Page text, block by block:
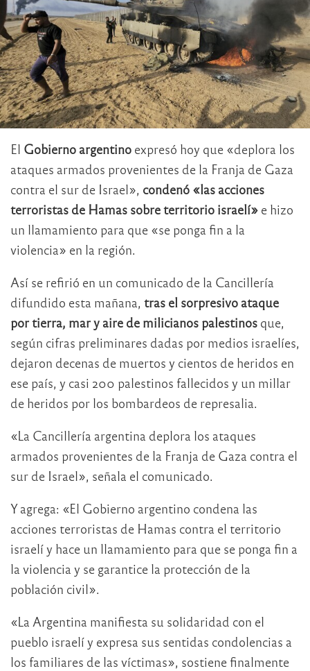
El Gobierno argentino expresó hoy que «deplora los
ataques armados provenientes de la Franja de Gaza
contra el sur de Israel», condenó «las acciones
terroristas de Hamas sobre territorio israelí» e hizo
un llamamiento para que «se ponga fin a la
violencia» en la región.
Así se refirió en un comunicado de la Cancillería
difundido esta mañana, tras el sorpresivo ataque
por tierra, mar y aire de milicianos palestinos que,
según cifras preliminares dadas por medios israelíes,
dejaron decenas de muertos y cientos de heridos en
ese país, y casi 200 palestinos fallecidos y un millar
de heridos por los bombardeos de represalia.
«La Cancillería argentina deplora los ataques
armados provenientes de la Franja de Gaza contra el
sur de Israel», señala el comunicado.
Y agrega: «El Gobierno argentino condena las
acciones terroristas de Hamas contra el territorio
israelí y hace un llamamiento para que se ponga fin a
la violencia y se garantice la protección de la
población civil».
«La Argentina manifiesta su solidaridad con el
pueblo israelí y expresa sus sentidas condolencias a
los familiares de las víctimas», sostiene finalmente